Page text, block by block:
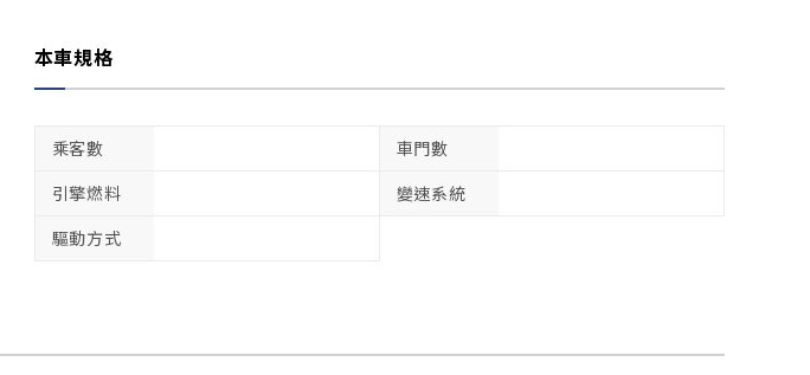
本車規格
乘客數
車門數
引擎燃料
變速系統
驅動方式